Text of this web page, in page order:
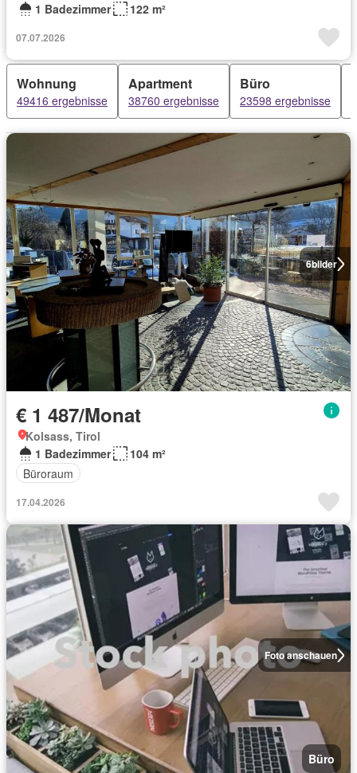
1 Badezimmer
122 m²
07.07.2026
Wohnung
49416 ergebnisse
Apartment
38760 ergebnisse
Büro
23598 ergebnisse
6bilder
€ 1 487/Monat
Kolsass, Tirol
1 Badezimmer
104 m²
Büroraum
17.04.2026
Foto anschauen
Büro